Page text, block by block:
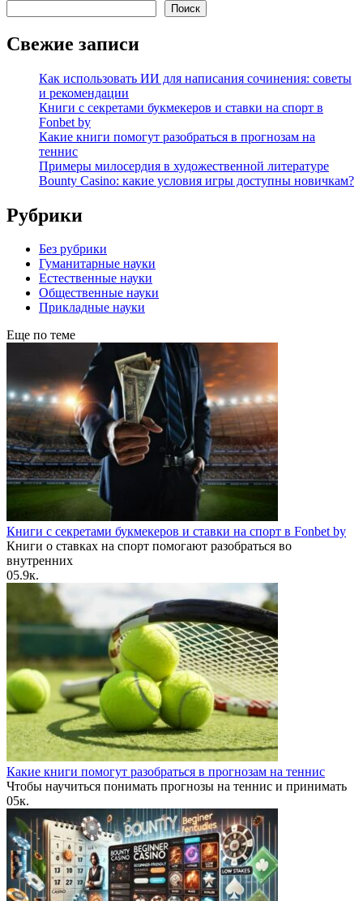
Поиск
Свежие записи
Как использовать ИИ для написания сочинения: советы
и рекомендации
Книги с секретами букмекеров и ставки на спорт в
Fonbet by
Какие книги помогут разобраться в прогнозам на
теннис
Примеры милосердия в художественной литературе
Bounty Casino: какие условия игры доступны новичкам?
Рубрики
Без рубрики
Гуманитарные науки
Естественные науки
Общественные науки
Прикладные науки
Еще по теме
Книги с секретами букмекеров и ставки на спорт в Fonbet by
Книги о ставках на спорт помогают разобраться во
внутренних
05.9к.
Какие книги помогут разобраться в прогнозам на теннис
Чтобы научиться понимать прогнозы на теннис и принимать
05к.